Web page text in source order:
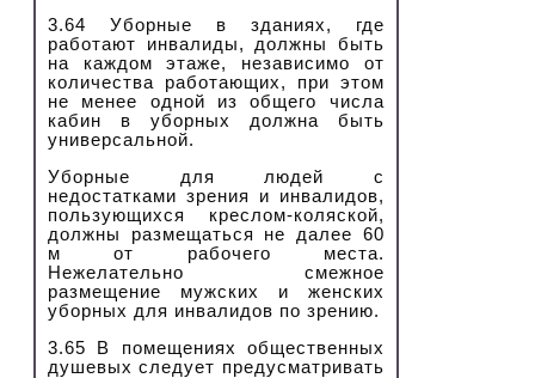
3.64 Уборные в зданиях, где
работают инвалиды, должны быть
на каждом этаже, независимо от
количества работающих, при этом
не менее одной из общего числа
кабин в уборных должна быть
универсальной.
Уборные для людей с
недостатками зрения и инвалидов,
пользующихся креслом-коляской,
должны размещаться не далее 60
м от рабочего места.
Нежелательно смежное
размещение мужских и женских
уборных для инвалидов по зрению.
3.65 В помещениях общественных
душевых следует предусматривать